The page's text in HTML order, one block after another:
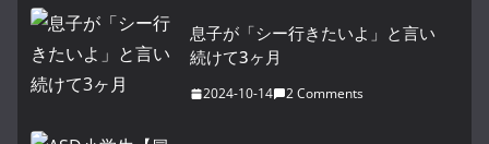
息子が「シー行きたいよ」と言い
続けて3ヶ月
2024-10-14 2 Comments